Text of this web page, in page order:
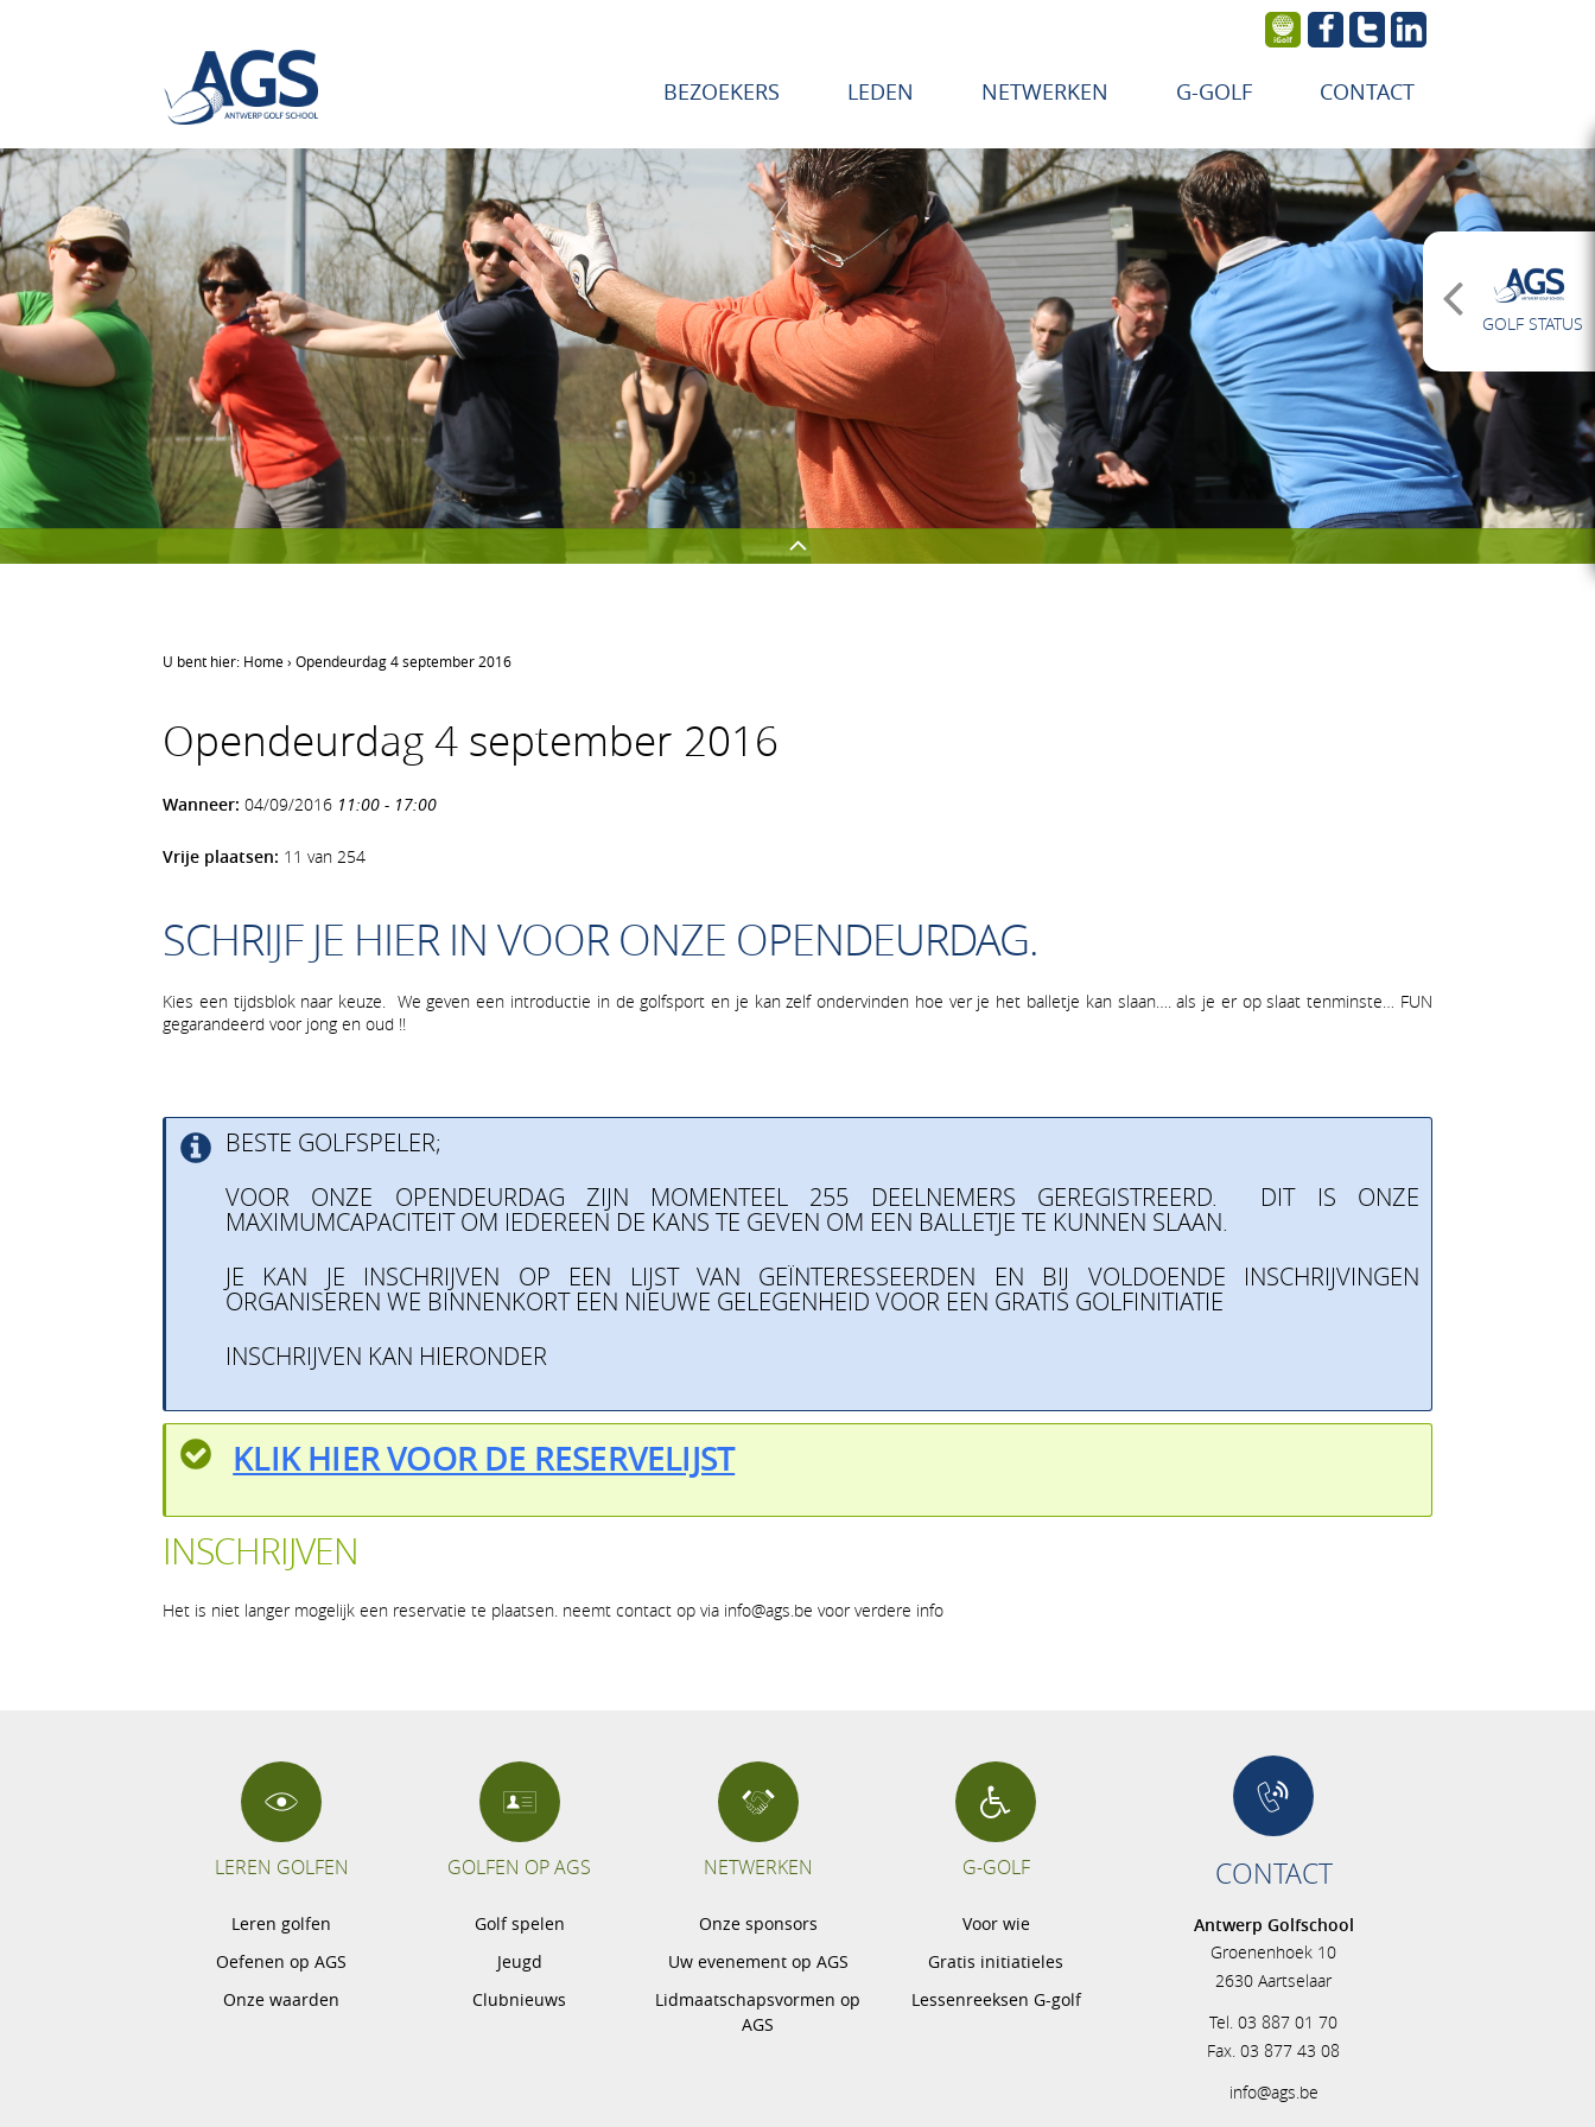
BEZOEKERS LEDEN NETWERKEN G-GOLF CONTACT
Leren golfen
Onze waarden
Golf spelen
GOLF STATUS
U bent hier: Home› Opendeurdag 4 september 2016
Opendeurdag 4 september 2016
Wanneer: 04/09/2016 11:00 - 17:00
Vrije plaatsen: 11 van 254
SCHRIJF JE HIER IN VOOR ONZE OPENDEURDAG.
Kies een tijdsblok naar keuze. We geven een introductie in de golfsport en je kan zelf ondervinden hoe ver je het balletje kan slaan…. als je er op slaat tenminste… FUN
gegarandeerd voor jong en oud !!
BESTE GOLFSPELER;
VOOR ONZE OPENDEURDAG ZIJN MOMENTEEL 255 DEELNEMERS GEREGISTREERD. DIT IS ONZE
MAXIMUMCAPACITEIT OM IEDEREEN DE KANS TE GEVEN OM EEN BALLETJE TE KUNNEN SLAAN.
JE KAN JE INSCHRIJVEN OP EEN LIJST VAN GEÏNTERESSEERDEN EN BIJ VOLDOENDE INSCHRIJVINGEN
ORGANISEREN WE BINNENKORT EEN NIEUWE GELEGENHEID VOOR EEN GRATIS GOLFINITIATIE
INSCHRIJVEN KAN HIERONDER
KLIK HIER VOOR DE RESERVELIJST
INSCHRIJVEN
Het is niet langer mogelijk een reservatie te plaatsen. neemt contact op via info@ags.be voor verdere info
LEREN GOLFEN
Leren golfen
Oefenen op AGS
Onze waarden
GOLFEN OP AGS
Golf spelen
Jeugd
Clubnieuws
NETWERKEN
Onze sponsors
Uw evenement op AGS
Lidmaatschapsvormen op
AGS
G-GOLF
Voor wie
Gratis initiatieles
Lessenreeksen G-golf
CONTACT
Antwerp Golfschool
Groenenhoek 10
2630 Aartselaar
Tel. 03 887 01 70
Fax. 03 877 43 08
info@ags.be